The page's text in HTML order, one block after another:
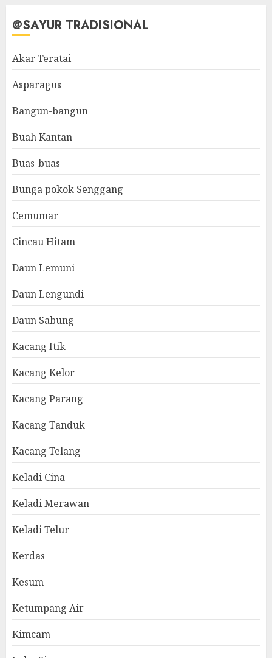
@SAYUR TRADISIONAL
Akar Teratai
Asparagus
Bangun-bangun
Buah Kantan
Buas-buas
Bunga pokok Senggang
Cemumar
Cincau Hitam
Daun Lemuni
Daun Lengundi
Daun Sabung
Kacang Itik
Kacang Kelor
Kacang Parang
Kacang Tanduk
Kacang Telang
Keladi Cina
Keladi Merawan
Keladi Telur
Kerdas
Kesum
Ketumpang Air
Kimcam